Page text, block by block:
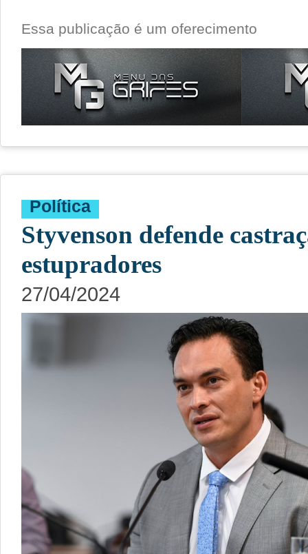
Essa publicação é um oferecimento
Política
Styvenson defende
estupradores
27/04/2024